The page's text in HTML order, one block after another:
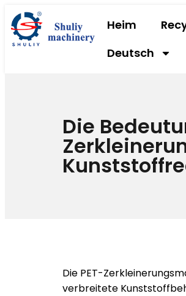
Heim
Deutsch
Die
Die PET-
verbreitete